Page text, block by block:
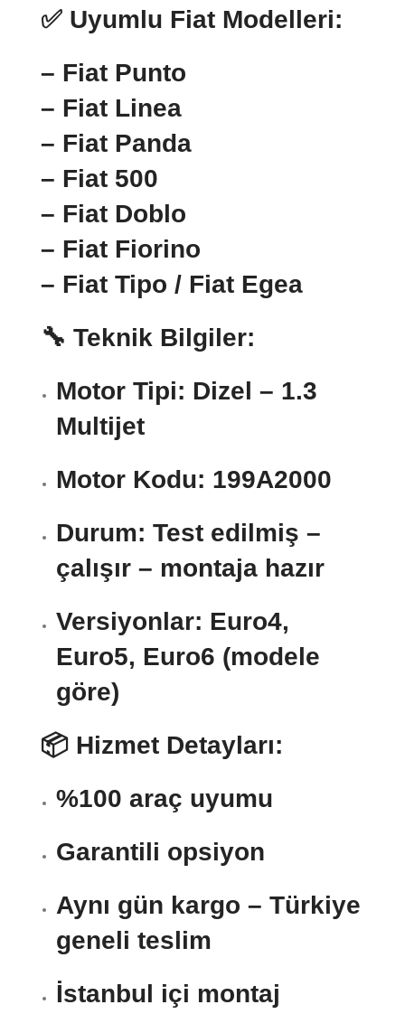
✅ Uyumlu Fiat Modelleri:
– Fiat Punto
– Fiat Linea
– Fiat Panda
– Fiat 500
– Fiat Doblo
– Fiat Fiorino
– Fiat Tipo / Fiat Egea
🔧 Teknik Bilgiler:
Motor Tipi: Dizel – 1.3
Multijet
Motor Kodu: 199A2000
Durum: Test edilmiş –
çalışır – montaja hazır
Versiyonlar: Euro4,
Euro5, Euro6 (modele
göre)
📦 Hizmet Detayları:
%100 araç uyumu
Garantili opsiyon
Aynı gün kargo – Türkiye
geneli teslim
İstanbul içi montaj